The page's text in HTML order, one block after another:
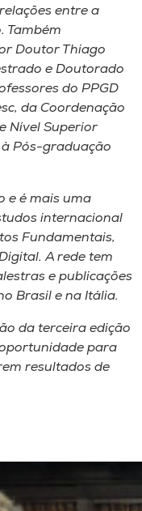
entre a
Também
Doutor Thiago
e Doutorado
do PPGD
da Coordenação
Nível Superior
à Pós-graduação
e é mais uma
internacional
Fundamentais,
A rede tem
e publicações
Brasil e na Itália.
da terceira edição
para
resultados de